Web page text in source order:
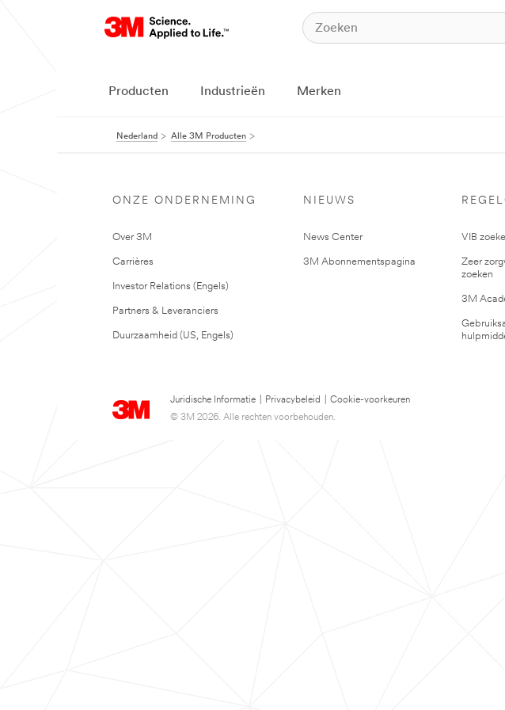
Producten Industrieën Merken
Nederland Alle 3M Producten
ONZE ONDERNEMING
Over 3M
Carrières
Investor Relations (Engels)
Partners & Leveranciers
Duurzaamheid (US, Engels)
NIEUWS
News Center
3M Abonnementspagina
VIB
Zeer
zoeken
3M
Juridische Informatie Privacybeleid
Cookie-voorkeuren
© 3M 2026. Alle rechten voorbehouden.